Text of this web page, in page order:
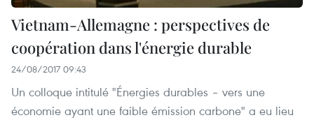
Vietnam-Allemagne : perspectives de
coopération dans l'énergie durable
24/08/2017 09:43
Un colloque intitulé "Énergies durables – vers une
économie ayant une faible émission carbone" a eu lieu